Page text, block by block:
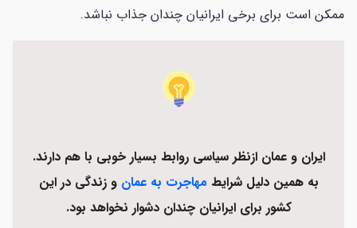
ممکن است برای برخی ایرانیان چندان جذاب نباشد.
ایران و عمان ازنظر سیاسی روابط بسیار خوبی با هم دارند.
به همین دلیل شرایط مهاجرت به عمان و زندگی در این
کشور برای ایرانیان چندان دشوار نخواهد بود.